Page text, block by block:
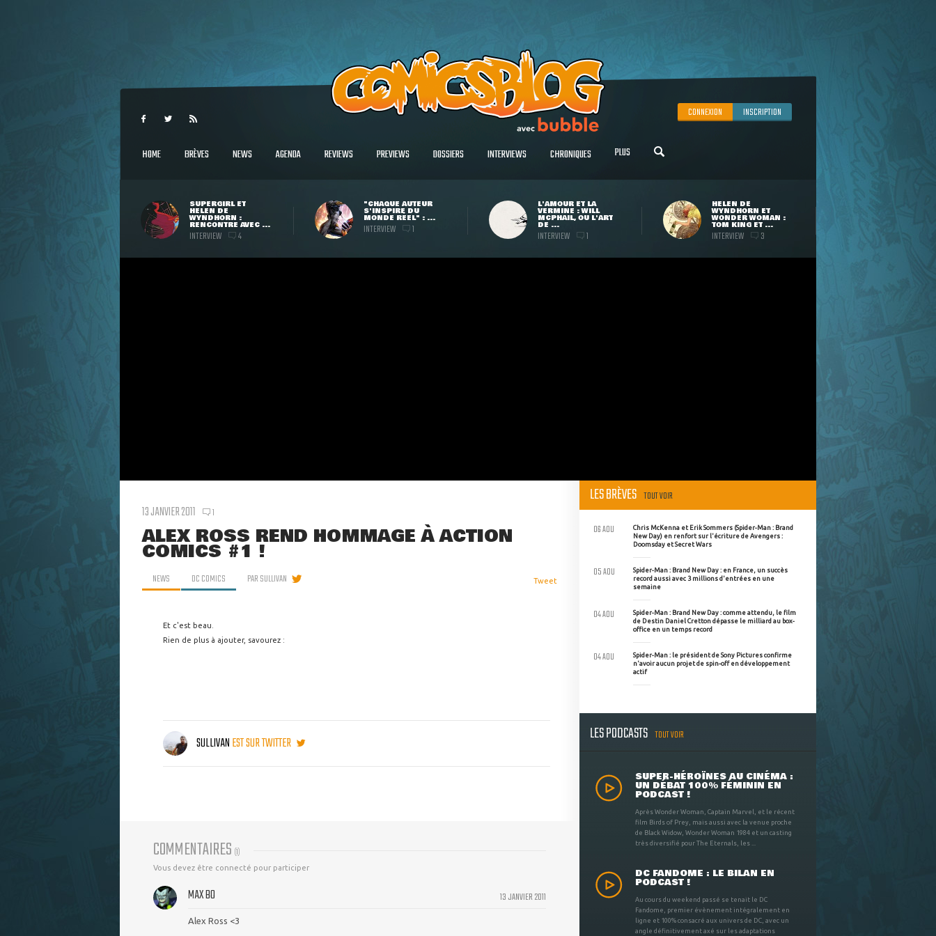
CONNEXION INSCRIPTION
HOME BRÈVES NEWS AGENDA REVIEWS PREVIEWS DOSSIERS INTERVIEWS CHRONIQUES PLUS
SUPERGIRL ET
HELEN DE
WYNDHORN :
RENCONTRE AVEC ...
INTERVIEW 4
"CHAQUE AUTEUR
S'INSPIRE DU
MONDE RÉEL" : ...
INTERVIEW 1
L'AMOUR ET LA
VERMINE : WILL
MCPHAIL, OU L'ART
DE ...
INTERVIEW 1
HELEN DE
WYNDHORN ET
WONDER WOMAN :
TOM KING ET ...
INTERVIEW 3
13 JANVIER 2011 1
ALEX ROSS REND HOMMAGE À ACTION
COMICS #1 !
NEWS DC COMICS PARSULLIVAN Tweet
Et c'est beau.
Rien de plus à ajouter, savourez :
SULLIVANEST SUR TWITTER
COMMENTAIRES (1)
Vous devez être connecté pour participer
13 JANVIER 2011
MAX BO
Alex Ross <3
LES BRÈVES TOUT VOIR
Chris McKenna et Erik Sommers (Spider-Man : Brand
New Day) en renfort sur l'écriture de Avengers :
Doomsday et Secret Wars
06 AOU
Spider-Man : Brand New Day : en France, un succès
record aussi avec 3 millions d'entrées en une
semaine
05 AOU
Spider-Man : Brand New Day : comme attendu, le film
de Destin Daniel Cretton dépasse le milliard au box-
office en un temps record
04 AOU
Spider-Man : le président de Sony Pictures confirme
n'avoir aucun projet de spin-off en développement
actif
04 AOU
LES PODCASTS TOUT VOIR
SUPER-HÉROÏNES AU CINÉMA :
UN DÉBAT 100% FÉMININ EN
PODCAST !
Après Wonder Woman, Captain Marvel, et le récent
film Birds of Prey, mais aussi avec la venue proche
de Black Widow, Wonder Woman 1984 et un casting
très diversifié pour The Eternals, les ...
DC FANDOME : LE BILAN EN
PODCAST !
Au cours du weekend passé se tenait le DC
Fandome, premier évènement intégralement en
ligne et 100% consacré aux univers de DC, avec un
angle définitivement axé sur les adaptations